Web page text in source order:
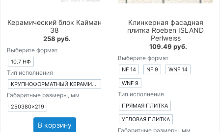
Керамический блок Кайман
38
258 руб.
Выберите формат
10.7 НФ
Тип исполнения
КРУПНОФОРМАТНЫЙ КЕРАМИЧЕСКИЙ БЛОК
Габаритные размеры, мм
250380×219
В корзину
Клинкерная фасадная
плитка Roeben ISLAND
Perlweiss
109.49 руб.
Выберите формат
NF 14 NF 9
WNF 14
WNF 9
Тип исполнения
ПРЯМАЯ ПЛИТКА
УГЛОВАЯ ПЛИТКА
Габаритные размеры, мм